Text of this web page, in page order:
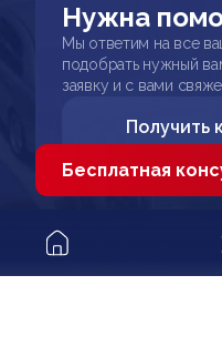
Нужна
Мы ответим на все
подобрать нужный
заявку и с вами
Получить
Бесплатная